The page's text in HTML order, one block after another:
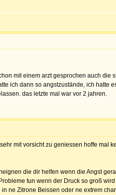
mit einem arzt gesprochen auch
ich dann so angstzustände, ich
das letzte mal war vor 2 jahren.
mit vorsicht zu geniessen hoffe
die dir helfen wenn die Angst
tun wenn der Druck so groß
ne Zitrone Beissen oder ne extrem